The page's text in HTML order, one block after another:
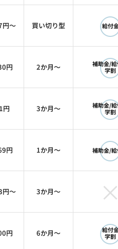
/faclog.jp/
作
・要件定義
ション
〜 買い切り型 給付
円 2か月〜
補助金/
学割
円 3か月〜
補助金/
学割
円 1か月〜 補助金/
〜 3か月〜 ×
円 6か月〜
給付
学割